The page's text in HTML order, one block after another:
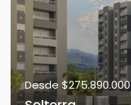
Desde $275.890.000